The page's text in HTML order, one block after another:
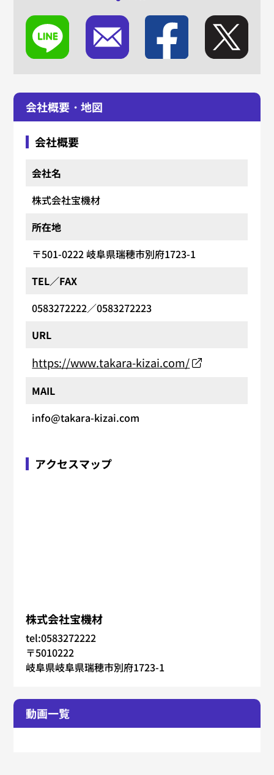
会社概要・地図
会社概要
会社名
株式会社宝機材
所在地
〒501-0222 岐阜県瑞穂市別府1723-1
TEL／FAX
0583272222／0583272223
URL
https://www.takara-kizai.com/
MAIL
info@takara-kizai.com
アクセスマップ
株式会社宝機材
tel:0583272222
〒5010222
岐阜県岐阜県瑞穂市別府1723-1
動画一覧